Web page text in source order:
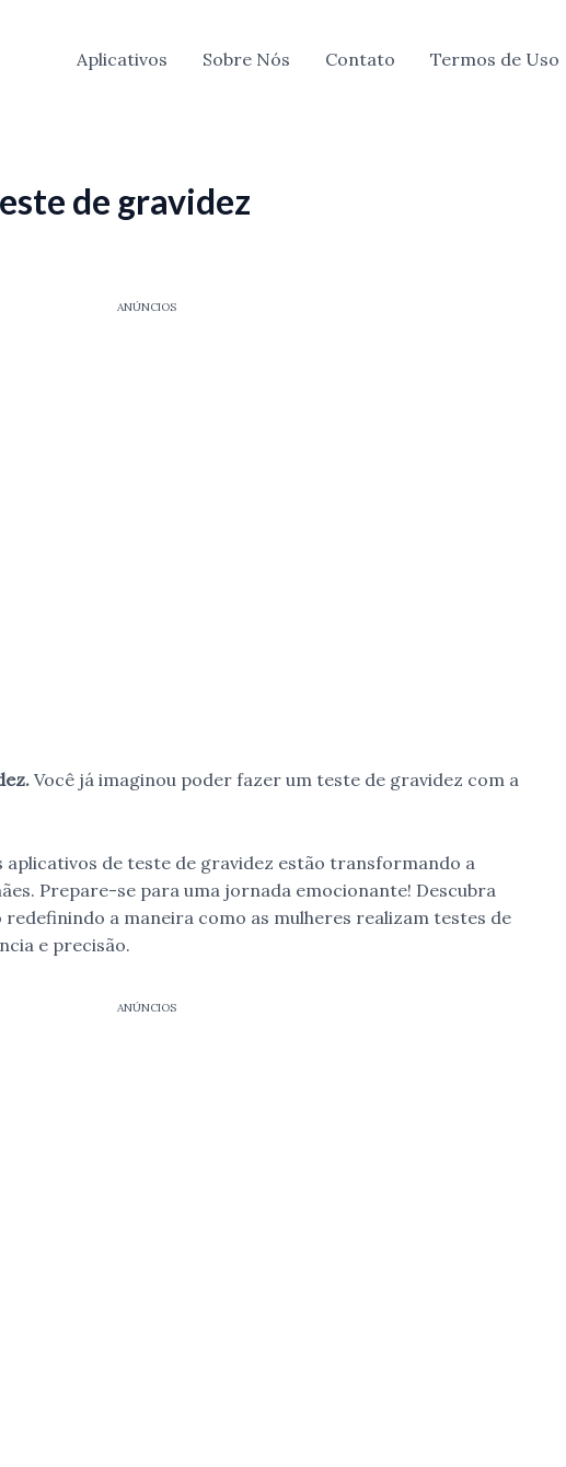
Aplicativos Sobre Nós Contato Termos de Uso
de gravidez
ANÚNCIOS
Você já imaginou poder fazer um teste de gravidez com a
de teste de gravidez estão transformando a
Prepare-se para uma jornada emocionante! Descubra
redefinindo a maneira como as mulheres realizam testes de
e precisão.
ANÚNCIOS